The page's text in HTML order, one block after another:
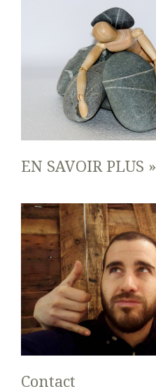
EN SAVOIR PLUS »
Contact